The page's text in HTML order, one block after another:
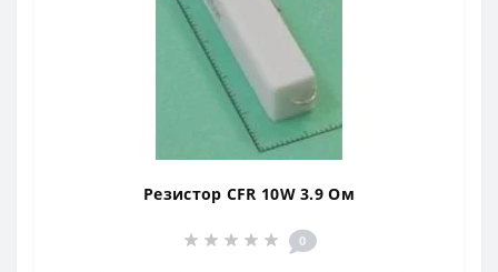
Резистор CFR 10W 3.9 Ом
0